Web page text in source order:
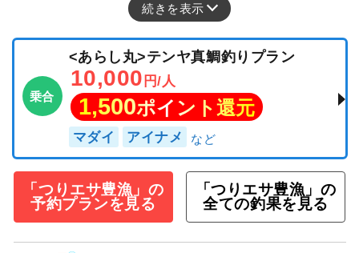
続きを表示
乗合
<あらし丸>テンヤ真鯛釣りプラン
10,000 円/人
1,500ポイント還元
マダイ アイナメ
「つりエサ豊漁」の
予約プランを見る
「つりエサ豊漁」の
全ての釣果を見る